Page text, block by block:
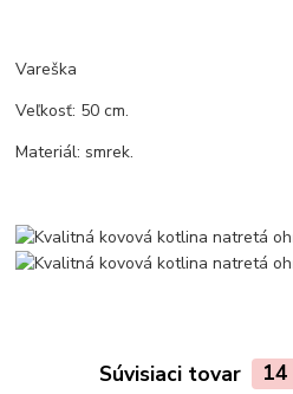
Vareška
Veľkosť: 50 cm.
Materiál: smrek.
Súvisiaci tovar 14